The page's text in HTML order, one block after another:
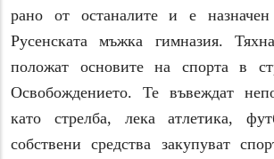
рано от останалите и е
Русенската мъжка гимназия.
положат основите на спорта в
Освобождението. Те въвеждат
като стрелба, лека атлетика,
собствени средства закупуват